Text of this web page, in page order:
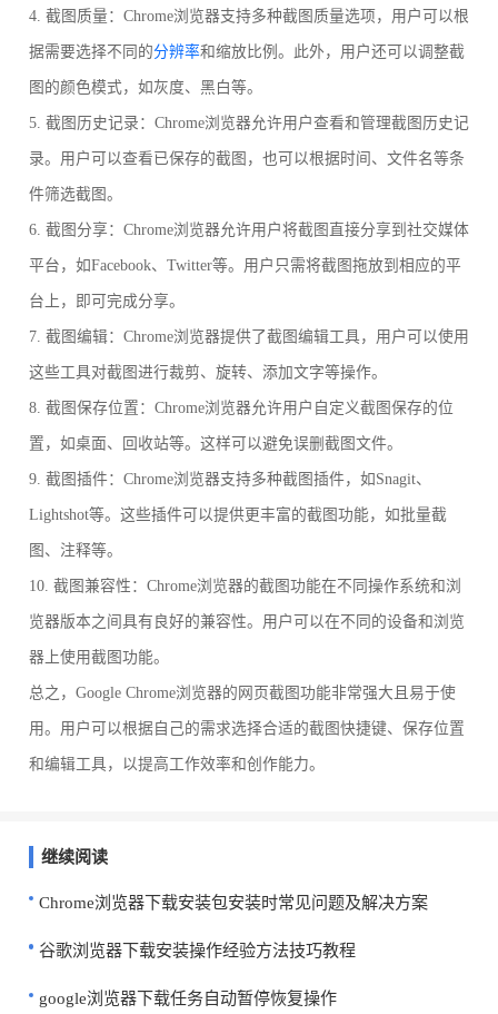
4. 截图质量：Chrome浏览器支持多种截图质量选项，用户可以根
据需要选择不同的分辨率和缩放比例。此外，用户还可以调整截
图的颜色模式，如灰度、黑白等。
5. 截图历史记录：Chrome浏览器允许用户查看和管理截图历史记
录。用户可以查看已保存的截图，也可以根据时间、文件名等条
件筛选截图。
6. 截图分享：Chrome浏览器允许用户将截图直接分享到社交媒体
平台，如Facebook、Twitter等。用户只需将截图拖放到相应的平
台上，即可完成分享。
7. 截图编辑：Chrome浏览器提供了截图编辑工具，用户可以使用
这些工具对截图进行裁剪、旋转、添加文字等操作。
8. 截图保存位置：Chrome浏览器允许用户自定义截图保存的位
置，如桌面、回收站等。这样可以避免误删截图文件。
9. 截图插件：Chrome浏览器支持多种截图插件，如Snagit、
Lightshot等。这些插件可以提供更丰富的截图功能，如批量截
图、注释等。
10. 截图兼容性：Chrome浏览器的截图功能在不同操作系统和浏
览器版本之间具有良好的兼容性。用户可以在不同的设备和浏览
器上使用截图功能。
总之，Google Chrome浏览器的网页截图功能非常强大且易于使
用。用户可以根据自己的需求选择合适的截图快捷键、保存位置
和编辑工具，以提高工作效率和创作能力。
继续阅读
Chrome浏览器下载安装包安装时常见问题及解决方案
谷歌浏览器下载安装操作经验方法技巧教程
google浏览器下载任务自动暂停恢复操作